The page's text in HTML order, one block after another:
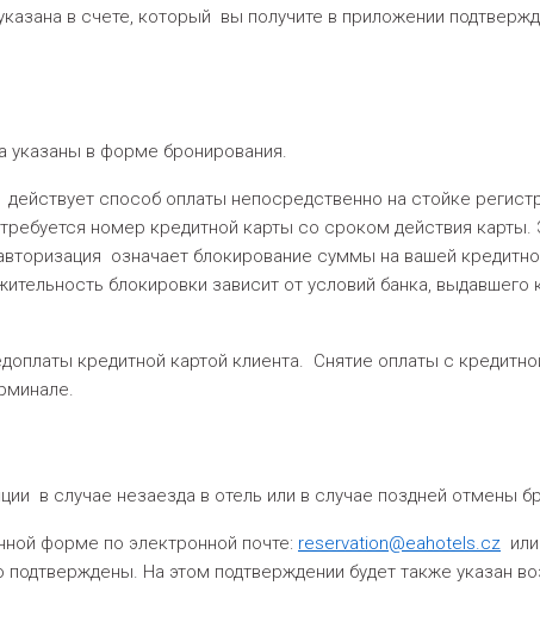
в счете, который вы получите в приложении
указаны в форме бронирования.
способ оплаты непосредственно на стойке
номер кредитной карты со сроком действия карты.
означает блокирование суммы на вашей
блокировки зависит от условий банка, выдавшего
кредитной картой клиента. Снятие оплаты с
в случае незаезда в отель или в случае поздней отмены
форме по электронной почте: reservation@eahotels.cz
На этом подтверждении будет также указан